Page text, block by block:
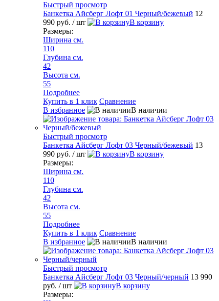
Быстрый просмотр
Банкетка Айсберг Лофт 01 Черный/бежевый 12
990 руб. / шт
В корзину
Размеры:
Ширина см.
110
Глубина см.
42
Высота см.
55
Подробнее
Купить в 1 клик Сравнение
В избранное
В наличии
Быстрый просмотр
Банкетка Айсберг Лофт 03 Черный/бежевый 13
990 руб. / шт
В корзину
Размеры:
Ширина см.
110
Глубина см.
42
Высота см.
55
Подробнее
Купить в 1 клик Сравнение
В избранное
В наличии
Быстрый просмотр
Банкетка Айсберг Лофт 03 Черный/черный 13 990
руб. / шт
В корзину
Размеры: